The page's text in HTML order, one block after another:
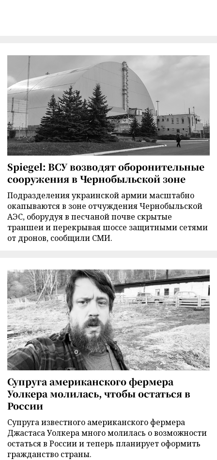
Spiegel: ВСУ возводят оборонительные
сооружения в Чернобыльской зоне
Подразделения украинской армии масштабно
окапываются в зоне отчуждения Чернобыльской
АЭС, оборудуя в песчаной почве скрытые
траншеи и перекрывая шоссе защитными сетями
от дронов, сообщили СМИ.
Супруга американского фермера
Уолкера молилась, чтобы остаться в
России
Супруга известного американского фермера
Джастаса Уолкера много молилась о возможности
остаться в России и теперь планирует оформить
гражданство страны.